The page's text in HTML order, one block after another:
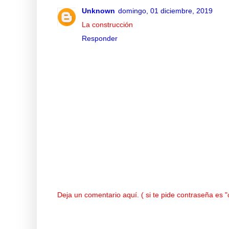
Unknown domingo, 01 diciembre, 2019
La construcción
Responder
Deja un comentario aquí. ( si te pide contraseña es